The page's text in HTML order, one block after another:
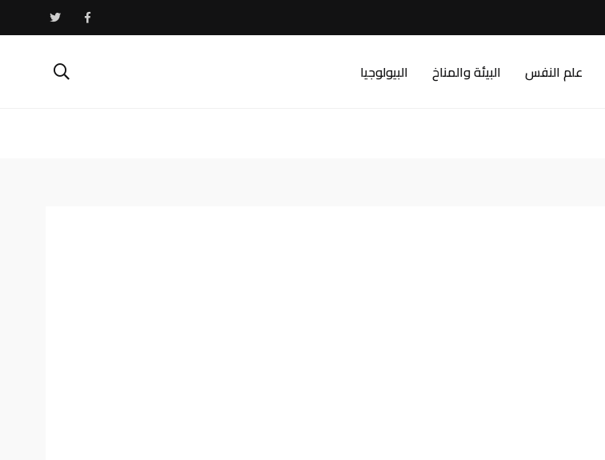
علم النفس البيئة والمناخ البيولوجيا